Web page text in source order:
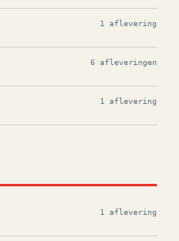
1 aflevering
6 afleveringen
1 aflevering
1 aflevering